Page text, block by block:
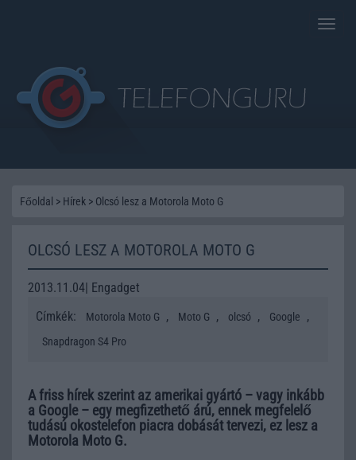
Toggle
Főoldal > Hírek > Olcsó lesz a Motorola Moto G
OLCSÓ LESZ A MOTOROLA MOTO G
2013.11.04| Engadget
Címkék:
Motorola Moto G , Moto G , olcsó , Google ,
Snapdragon S4 Pro
A friss hírek szerint az amerikai gyártó – vagy inkább
a Google – egy megfizethető árú, ennek megfelelő
tudású okostelefon piacra dobását tervezi, ez lesz a
Motorola Moto G.